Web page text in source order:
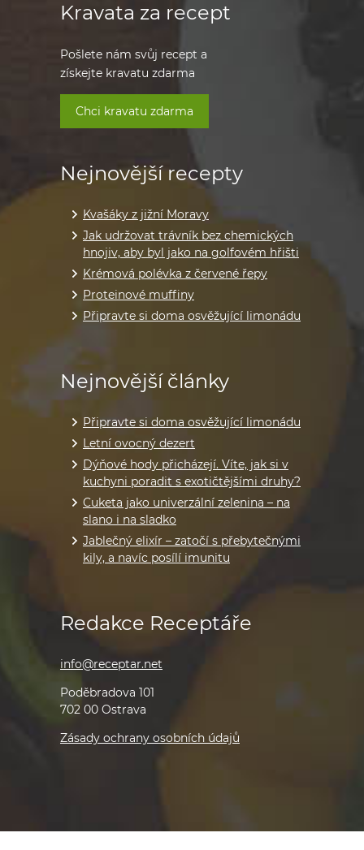
Nejnovější recepty
Kvašáky z jižní Moravy
Jak udržovat trávník bez chemických
hnojiv, aby byl jako na golfovém hřišti
Krémová polévka z červené řepy
Proteinové muffiny
Připravte si doma osvěžující limonádu
Nejnovější články
Připravte si doma osvěžující limonádu
Letní ovocný dezert
Dýňové hody přicházejí. Víte, jak si v
kuchyni poradit s exotičtějšími druhy?
Cuketa jako univerzální zelenina – na
slano i na sladko
Jablečný elixír – zatočí s přebytečnými
kily, a navíc posílí imunitu
Kravata za recept
Pošlete nám svůj recept a
získejte kravatu zdarma
Chci kravatu zdarma
Redakce Receptáře
info@receptar.net
Poděbradova 101
702 00 Ostrava
Zásady ochrany osobních údajů